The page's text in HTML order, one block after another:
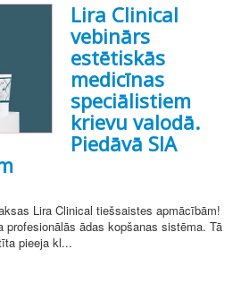
Lira Clinical
vebinārs
estētiskās
medicīnas
speciālistiem
krievu valodā.
Piedāvā SIA
Lira Clinical tiešsaistes apmācībām!
profesionālās ādas kopšanas sistēma. Tā
pieeja kl...